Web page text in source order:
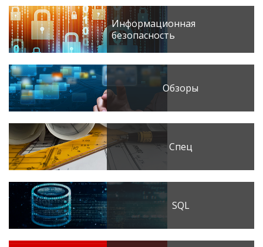
Информационная
безопасность
Обзоры
Спец
SQL